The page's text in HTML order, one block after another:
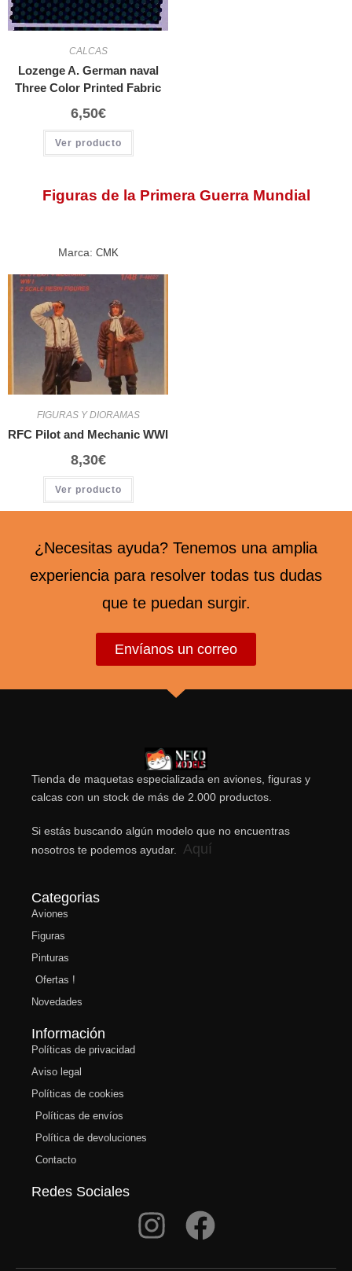
CALCAS
Lozenge A. German naval
Three Color Printed Fabric
6,50€
Ver producto
Figuras de la Primera Guerra Mundial
Marca: CMK
FIGURAS Y DIORAMAS
RFC Pilot and Mechanic WWI
8,30€
Ver producto
¿Necesitas ayuda? Tenemos una amplia
experiencia para resolver todas tus dudas
que te puedan surgir.
Envíanos un correo
Tienda de maquetas especializada en aviones, figuras y
calcas con un stock de más de 2.000 productos.
Si estás buscando algún modelo que no encuentras
nosotros te podemos ayudar. Aquí
Categorias
Aviones
Figuras
Pinturas
Ofertas !
Novedades
Información
Políticas de privacidad
Aviso legal
Políticas de cookies
Políticas de envíos
Política de devoluciones
Contacto
Redes Sociales